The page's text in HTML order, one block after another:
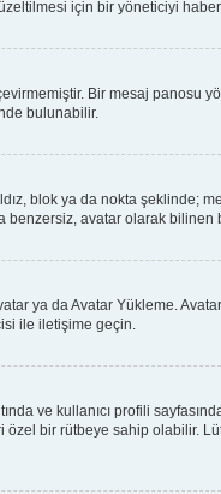
için bir yöneticiyi
Bir mesaj panosu
bulunabilir.
blok ya da nokta şeklinde;
benzersiz, avatar olarak bilinen
ya da Avatar Yükleme.
ile iletişime geçin.
ve kullanıcı profili
özel bir rütbeye sahip olabilir.